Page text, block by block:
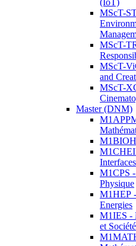
(IoT)
MScT-
MScT-
MScT-
and
MScT-
Master (DNM)
Interfaces
M1CPS
Physique
M1HEP
Energies
M1IES -
et Société